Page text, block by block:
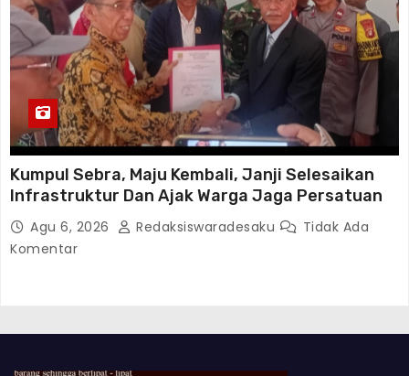
Kumpul Sebra, Maju Kembali, Janji Selesaikan
Infrastruktur Dan Ajak Warga Jaga Persatuan
Agu 6, 2026 Redaksiswaradesaku
Tidak Ada
Komentar